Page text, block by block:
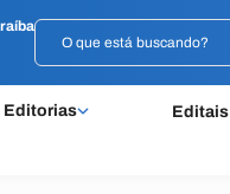
Editorias Editais